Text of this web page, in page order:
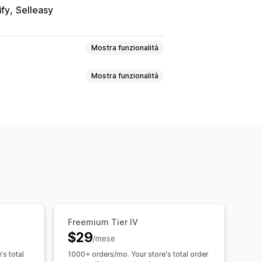
Selleasy
Mostra funzionalità
Mostra funzionalità
Trigger e regole
total
Freemium Tier IV
$29/mese
1000+ orders/mo. Your store's total order